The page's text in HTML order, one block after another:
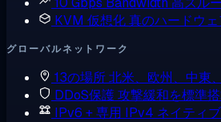
KVM 仮想化真のハードウ
グローバルネットワーク
13の場所北米、欧州、中東
DDoS保護攻撃緩和を標準
IPv6 + 専用 IPv4 ネイティ